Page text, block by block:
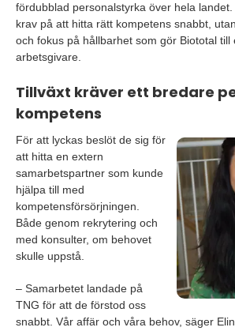
fördubblad personalstyrka över hela
krav på att hitta rätt kompetens snabbt,
och fokus på hållbarhet som gör Biototal till
arbetsgivare.
Tillväxt kräver ett bredare
kompetens
För att lyckas beslöt de sig för
att hitta en extern
samarbetspartner som kunde
hjälpa till med
kompetensförsörjningen.
Både genom rekrytering och
med konsulter, om behovet
skulle uppstå.
– Samarbetet landade på
TNG för att de förstod oss
snabbt. Vår affär och våra behov, säger